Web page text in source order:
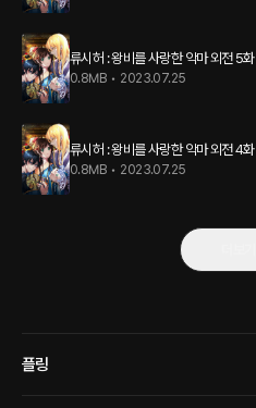
류시허 : 왕비를 사랑한 악마 외전 5화
0.8MB • 2023.07.25
류시허 : 왕비를 사랑한 악마 외전 4화
0.8MB • 2023.07.25
플링